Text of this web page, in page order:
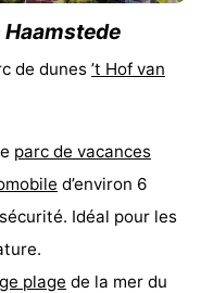
Haamstede
de dunes ’t Hof van
parc de vacances
d’environ 6
Idéal pour les
plage de la mer du